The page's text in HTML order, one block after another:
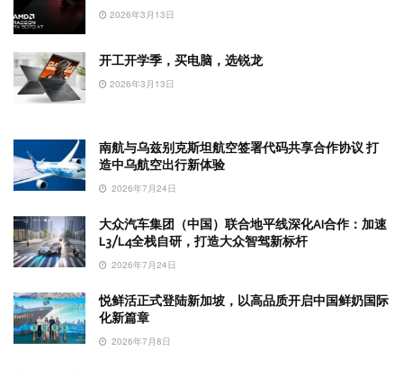
2026年3月13日
开工开学季，买电脑，选锐龙
2026年3月13日
南航与乌兹别克斯坦航空签署代码共享合作协议 打
造中乌航空出行新体验
2026年7月24日
大众汽车集团（中国）联合地平线深化AI合作：加速
L3/L4全栈自研，打造大众智驾新标杆
2026年7月24日
悦鲜活正式登陆新加坡，以高品质开启中国鲜奶国际
化新篇章
2026年7月8日